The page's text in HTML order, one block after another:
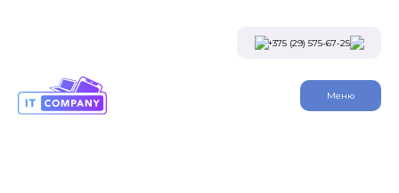
+375 (29) 575-67-25
Меню